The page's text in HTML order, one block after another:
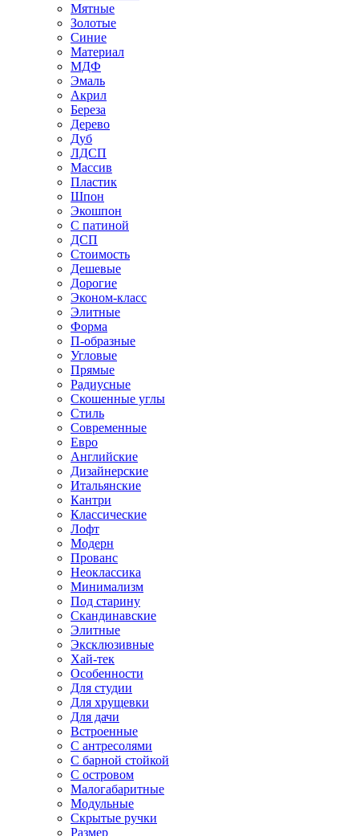
Мятные
Золотые
Синие
Материал
МДФ
Эмаль
Акрил
Береза
Дерево
Дуб
ЛДСП
Массив
Пластик
Шпон
Экошпон
С патиной
ДСП
Стоимость
Дешевые
Дорогие
Эконом-класс
Элитные
Форма
П-образные
Угловые
Прямые
Радиусные
Скошенные углы
Стиль
Современные
Евро
Английские
Дизайнерские
Итальянские
Кантри
Классические
Лофт
Модерн
Прованс
Неоклассика
Минимализм
Под старину
Скандинавские
Элитные
Эксклюзивные
Хай-тек
Особенности
Для студии
Для хрущевки
Для дачи
Встроенные
С антресолями
С барной стойкой
С островом
Малогабаритные
Модульные
Скрытые ручки
Размер